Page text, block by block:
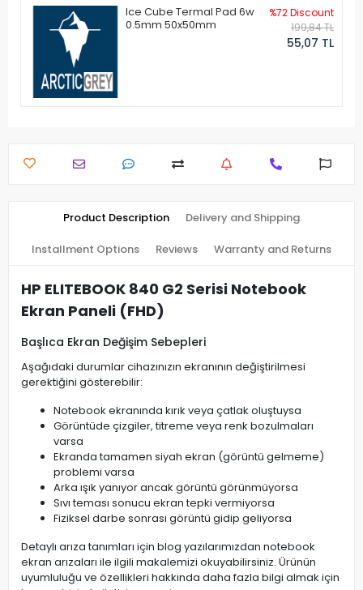
Ice Cube Termal Pad 6w
0.5mm 50x50mm
%72 Discount
199,84 TL
55,07 TL
Product Description Delivery and Shipping
Installment Options Reviews Warranty and Returns
HP ELITEBOOK 840 G2 Serisi Notebook
Ekran Paneli (FHD)
Başlıca Ekran Değişim Sebepleri
Aşağıdaki durumlar cihazınızın ekranının değiştirilmesi
gerektiğini gösterebilir:
Notebook ekranında kırık veya çatlak oluştuysa
Görüntüde çizgiler, titreme veya renk bozulmaları
varsa
Ekranda tamamen siyah ekran (görüntü gelmeme)
problemi varsa
Arka ışık yanıyor ancak görüntü görünmüyorsa
Sıvı teması sonucu ekran tepki vermiyorsa
Fiziksel darbe sonrası görüntü gidip geliyorsa
Detaylı arıza tanımları için blog yazılarımızdan notebook
ekran arızaları ile ilgili makalemizi okuyabilirsiniz. Ürünün
uyumluluğu ve özellikleri hakkında daha fazla bilgi almak için